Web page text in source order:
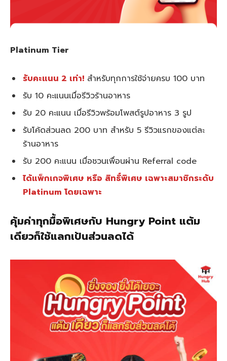
Platinum Tier
รับคะแนน 2 เท่า! สำหรับทุกการใช้จ่ายครบ 100 บาท
รับ 10 คะแนนเมื่อรีวิวร้านอาหาร
รับ 20 คะแนน เมื่อรีวิวพร้อมโพสต์รูปอาหาร 3 รูป
รับโค้ดส่วนลด 200 บาท สำหรับ 5 รีวิวแรกของแต่ละ
ร้านอาหาร
รับ 200 คะแนน เมื่อชวนเพื่อนผ่าน Referral code
ได้แพ็กเกจพิเศษ หรือ สิทธิ์พิเศษ เฉพาะสมาชิกระดับ
Platinum โดยเฉพาะ
คุ้มค่าทุกมื้อพิเศษกับ Hungry Point แต้ม
เดียวก็ใช้แลกเป้นส่วนลดได้